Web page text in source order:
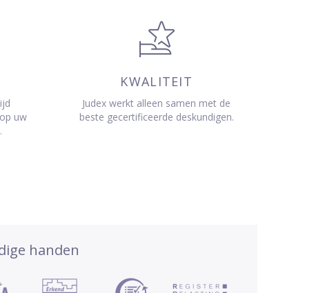
uw
KWALITEIT
Judex werkt alleen samen met de
beste gecertificeerde deskundigen.
handen